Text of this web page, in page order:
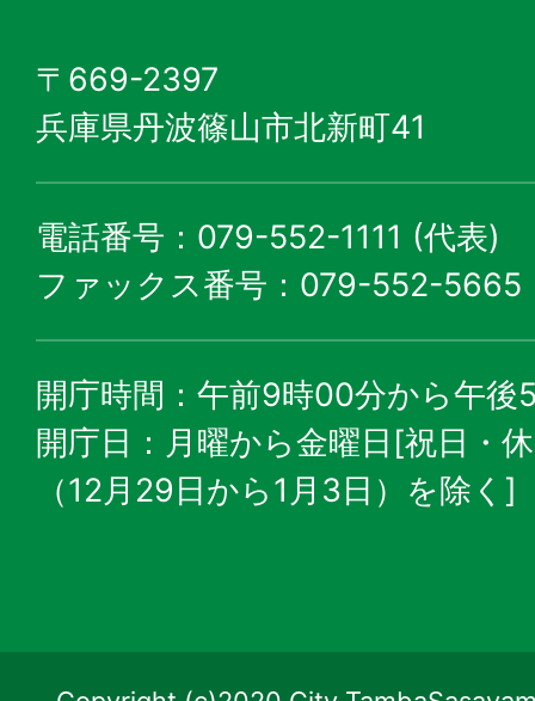
〒669-2397
兵庫県丹波篠山市北新町41
電話番号：079-552-1111 (代表)
ファックス番号：079-552-5665
開庁時間：午前9時00分から午後
開庁日：月曜から金曜日[祝日・
（12月29日から1月3日）を除く]